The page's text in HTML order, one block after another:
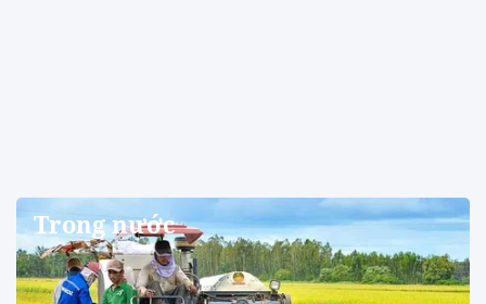
Trong nước